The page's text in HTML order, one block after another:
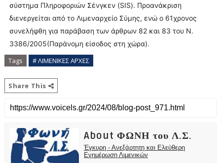
σύστημα Πληροφοριών Σένγκεν (SIS). Προανάκριση
διενεργείται από το Λιμεναρχείο Σύμης, ενώ ο 61χρονος
συνελήφθη για παράβαση των άρθρων 82 και 83 του Ν.
3386/2005(Παράνομη είσοδος στη χώρα).
Tags # ΛΙΜΕΝΙΚΕΣ ΑΡΧΕΣ
Share This
About ΦΩΝΗ του Λ.Σ.
Έγκυρη - Ανεξάρτητη και Ελεύθερη
Ενημέρωση Λιμενικών